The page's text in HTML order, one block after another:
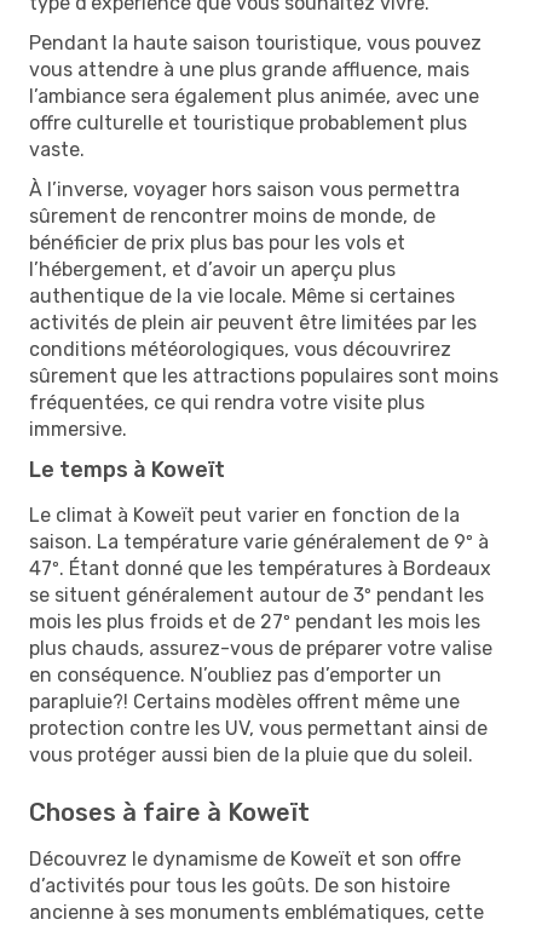
Pendant la haute saison touristique, vous pouvez
vous attendre à une plus grande affluence, mais
l’ambiance sera également plus animée, avec une
offre culturelle et touristique probablement plus
vaste.
À l’inverse, voyager hors saison vous permettra
sûrement de rencontrer moins de monde, de
bénéficier de prix plus bas pour les vols et
l’hébergement, et d’avoir un aperçu plus
authentique de la vie locale. Même si certaines
activités de plein air peuvent être limitées par les
conditions météorologiques, vous découvrirez
sûrement que les attractions populaires sont moins
fréquentées, ce qui rendra votre visite plus
immersive.
Le temps à Koweït
Le climat à Koweït peut varier en fonction de la
saison. La température varie généralement de 9º à
47º. Étant donné que les températures à Bordeaux
se situent généralement autour de 3º pendant les
mois les plus froids et de 27º pendant les mois les
plus chauds, assurez-vous de préparer votre valise
en conséquence. N’oubliez pas d’emporter un
parapluie?! Certains modèles offrent même une
protection contre les UV, vous permettant ainsi de
vous protéger aussi bien de la pluie que du soleil.
Choses à faire à Koweït
Découvrez le dynamisme de Koweït et son offre
d’activités pour tous les goûts. De son histoire
ancienne à ses monuments emblématiques, cette